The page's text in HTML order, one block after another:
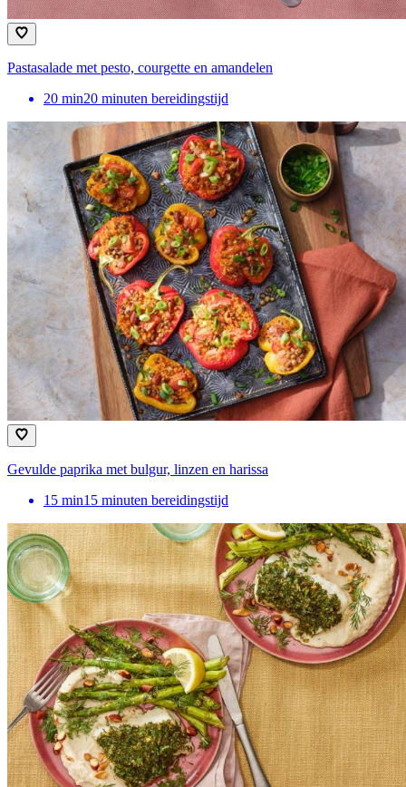
Pastasalade met pesto, courgette en amandelen
20 min20 minuten bereidingstijd
Gevulde paprika met bulgur, linzen en harissa
15 min15 minuten bereidingstijd